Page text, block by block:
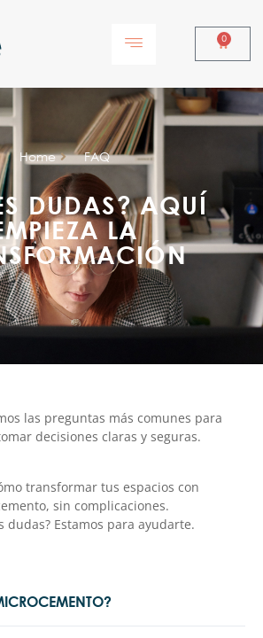
0
Home FAQ
DUDAS? AQUÍ
LA
las preguntas más comunes para
decisiones claras y seguras.
transformar tus espacios con
sin complicaciones.
dudas? Estamos para ayudarte.